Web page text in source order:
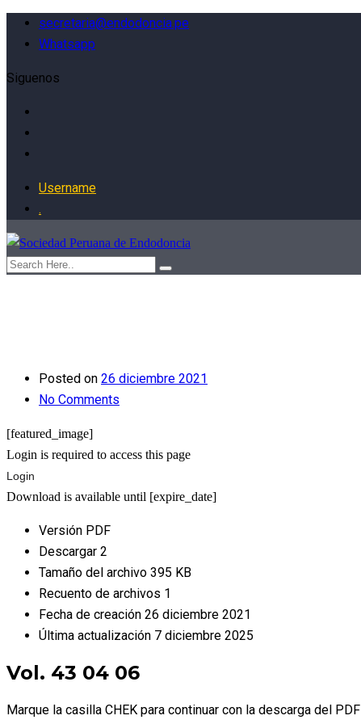
secretaria@endodoncia.pe
Whatsapp
Siguenos
Username
.
Posted on 26 diciembre 2021
No Comments
[featured_image]
Login is required to access this page
Login
Download is available until [expire_date]
Versión PDF
Descargar 2
Tamaño del archivo 395 KB
Recuento de archivos 1
Fecha de creación 26 diciembre 2021
Última actualización 7 diciembre 2025
Vol. 43 04 06
Marque la casilla CHEK para continuar con la descarga del PDF